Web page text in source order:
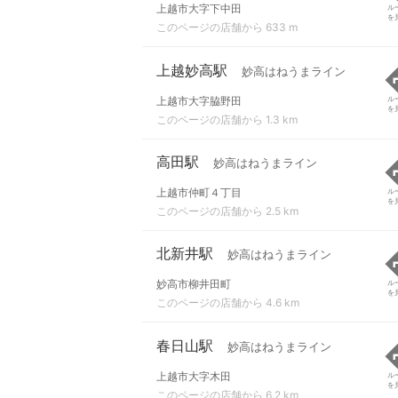
上越市大字下中田
このページの店舗から 633 m
ル
を
上越妙高駅 妙高はねうまライン
上越市大字脇野田
このページの店舗から 1.3 km
ル
を
高田駅 妙高はねうまライン
上越市仲町４丁目
このページの店舗から 2.5 km
ル
を
北新井駅 妙高はねうまライン
妙高市柳井田町
このページの店舗から 4.6 km
ル
を
春日山駅 妙高はねうまライン
上越市大字木田
このページの店舗から 6.2 km
ル
を